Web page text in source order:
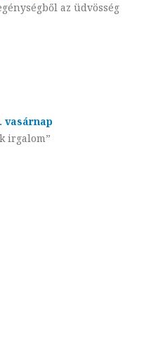
az üdvösség
vasárnap
irgalom”